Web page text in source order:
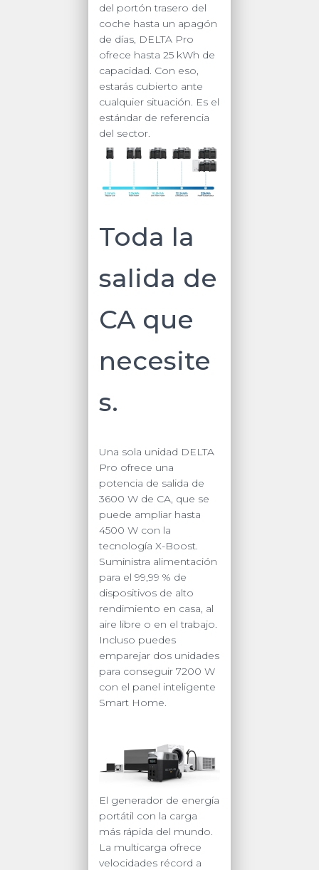
del portón trasero del
coche hasta un apagón
de días, DELTA Pro
ofrece hasta 25 kWh de
capacidad. Con eso,
estarás cubierto ante
cualquier situación. Es el
estándar de referencia
del sector.
Toda la
salida de
CA que
necesite
s.
Una sola unidad DELTA
Pro ofrece una
potencia de salida de
3600 W de CA, que se
puede ampliar hasta
4500 W con la
tecnología X-Boost.
Suministra alimentación
para el 99,99 % de
dispositivos de alto
rendimiento en casa, al
aire libre o en el trabajo.
Incluso puedes
emparejar dos unidades
para conseguir 7200 W
con el panel inteligente
Smart Home.
El generador de energía
portátil con la carga
más rápida del mundo.
La multicarga ofrece
velocidades récord a